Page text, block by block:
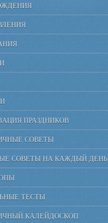
ПРАЗДНИКОВ
СОВЕТЫ
СОВЕТЫ НА КАЖДЫЙ ДЕНЬ
ТЕСТЫ
КАЛЕЙДОСКОП